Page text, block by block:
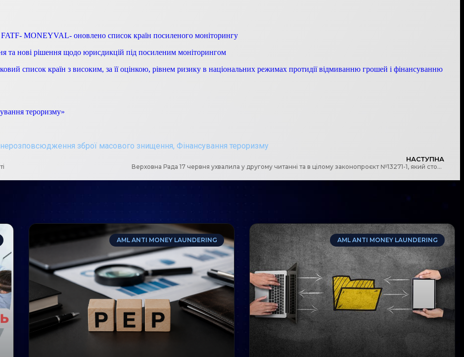
FATF- MONEYVAL- оновлено список країн посиленого моніторингу
та нові рішення щодо юрисдикцій під посиленим моніторингом
список країн з високим, за її оцінкою, рівнем ризику в національних режимах протидії відмиванню грошей і фінансуванню
тероризму»
нерозповсюдження зброї масового знищення, Фінансування тероризму
НАСТУПНА
Верховна Рада 17 червня ухвалила у другому читанні та в цілому законопроєкт №13271-1, який стосується посилення відповідальності за корупційні правопорушення
AML ANTI MONEY LAUNDERING AML ANTI MONEY LAUNDERING